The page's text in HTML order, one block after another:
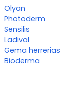
Olyan
Photoderm
Sensilis
Ladival
Gema herrerias
Bioderma